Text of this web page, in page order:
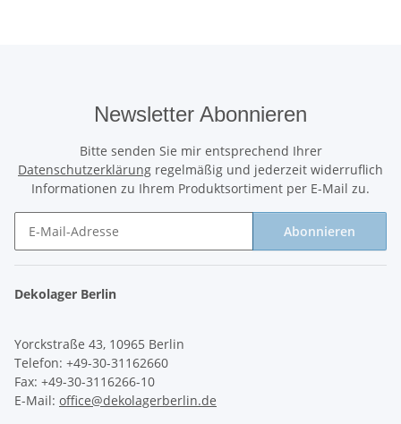
Newsletter Abonnieren
Bitte senden Sie mir entsprechend Ihrer
Datenschutzerklärung regelmäßig und jederzeit widerruflich
Informationen zu Ihrem Produktsortiment per E-Mail zu.
Abonnieren
Dekolager Berlin
Yorckstraße 43, 10965 Berlin
Telefon: +49-30-31162660
Fax: +49-30-3116266-10
E-Mail: office@dekolagerberlin.de